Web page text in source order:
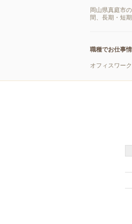
岡山県真庭市
間、長期・短
職種でお仕事
オフィスワー